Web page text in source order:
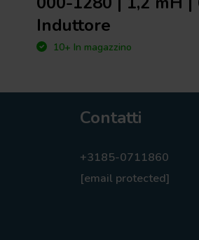
Induttore
10+ In magazzino
Contatti
+3185-0711860
[email protected]